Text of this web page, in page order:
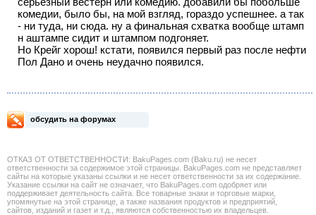
комедии, было бы, на мой взгляд, гораздо успешнее. а так
- ни туда, ни сюда. ну а финальная схватка вообще штамп
н аштампе сидит и штампом подгоняет.
Но Крейг хорош! кстати, появился первый раз после нефти
Пол Дано и очень неудачно появился.
обсудить на форумах
ОТКАЗ ОТ ОТВЕТСТВЕННОСТИ: BakuPages.com (Baku.ru) не несет
ответственности за содержимое этой страницы. BakuPages.com не представляет
сайты на которые указаны ссылки и не несет ответственности за их содержание.
Указание ссылки на сайт не означает, что BakuPages.com одобряет или
поддерживает деятельность сайта. Все товарные знаки и торговые марки,
упомянутые на этой странице, а также названия продуктов и предприятий,
сайтов, изданий и газет и т.д., являются собственностью их владельцев.